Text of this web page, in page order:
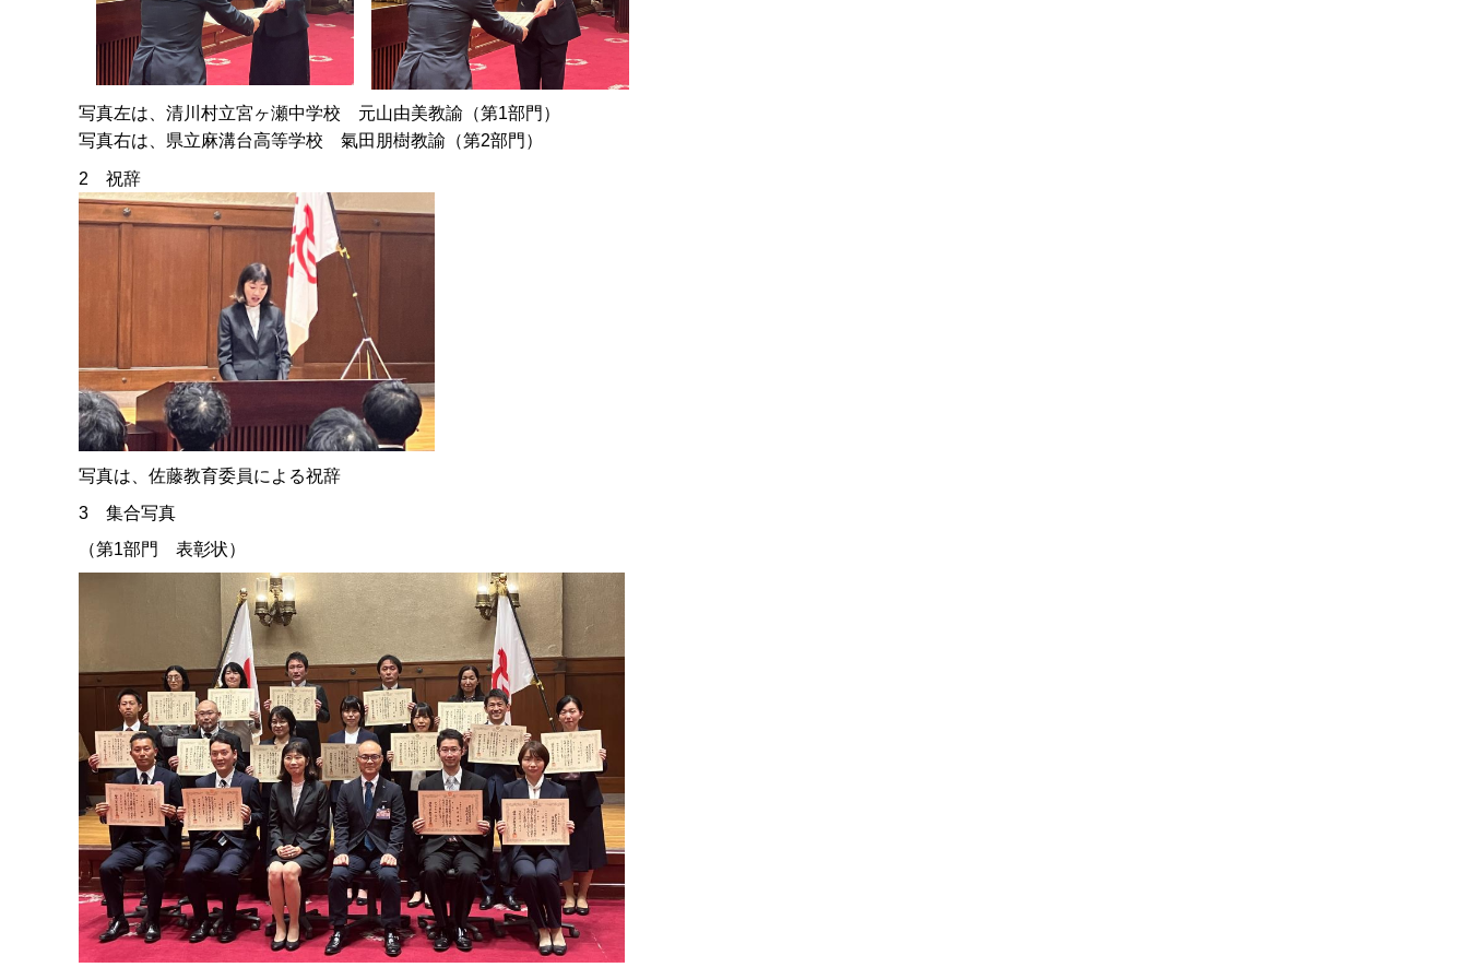
写真左は、清川村立宮ヶ瀬中学校 元山由美教諭（第1部門）
写真右は、県立麻溝台高等学校 氣田朋樹教諭（第2部門）
2 祝辞
写真は、佐藤教育委員による祝辞
3 集合写真
（第1部門 表彰状）